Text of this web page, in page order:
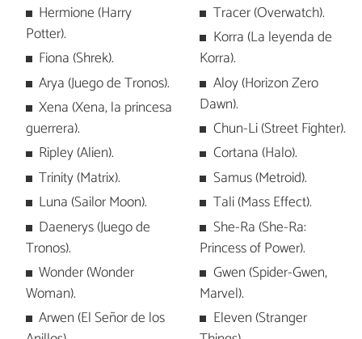
Hermione (Harry
Potter).
Fiona (Shrek).
Arya (Juego de Tronos).
Xena (Xena, la princesa
guerrera).
Ripley (Alien).
Trinity (Matrix).
Luna (Sailor Moon).
Daenerys (Juego de
Tronos).
Wonder (Wonder
Woman).
Arwen (El Señor de los
Tracer (Overwatch).
Korra (La leyenda de
Korra).
Aloy (Horizon Zero
Dawn).
Chun-Li (Street Fighter).
Cortana (Halo).
Samus (Metroid).
Tali (Mass Effect).
She-Ra (She-Ra:
Princess of Power).
Gwen (Spider-Gwen,
Marvel).
Eleven (Stranger